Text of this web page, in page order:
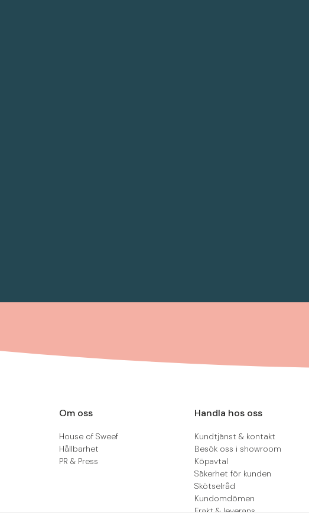
Om oss
House of Sweef
Hållbarhet
PR & Press
Handla hos oss
Kundtjänst & kontakt
Besök oss i showroom
Köpavtal
Säkerhet för kunden
Skötselråd
Kundomdömen
Frakt & leverans